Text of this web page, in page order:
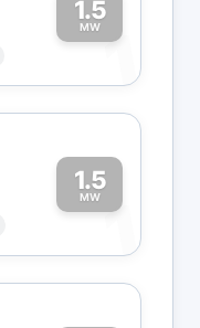
1.5
MW1
1.5
MW1